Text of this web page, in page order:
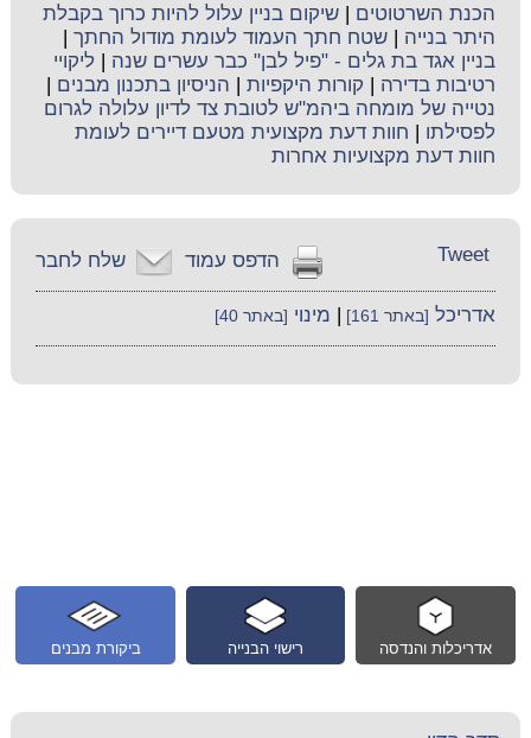
הכנת השרטוטים |שיקום בניין עלול להיות כרוך בקבלת
היתר בנייה |שטח חתך העמוד לעומת מודול החתך
בניין אגד בת גלים - "פיל לבן" כבר עשרים שנה
ליקויי
רטיבות בדירה
קורות היקפיות הניסיון בתכנון מבנים
נטייה של מומחה ביהמ"ש לטובת צד לדיון עלולה לגרום
לפסילתו
חוות דעת מקצועית מטעם דיירים לעומת
חוות דעת מקצועיות אחרות
שלח לחבר הדפס עמוד Tweet
אדריכל [באתר 161] מינוי [באתר 40]
ביקורת מבנים רישוי הבנייה אדריכלות והנדסה